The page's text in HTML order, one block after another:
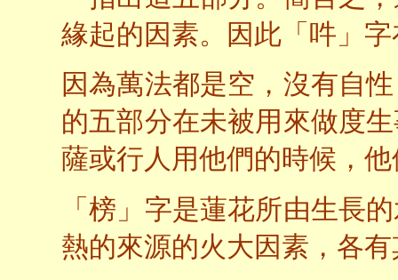
緣起的因素。因此「吽」
因為萬法都是空，沒有自
的五部分在未被用來做度
薩或行人用他們的時候，
「榜」字是蓮花所由生長
熱的來源的火大因素，各